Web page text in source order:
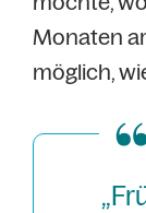
Monaten
möglich,